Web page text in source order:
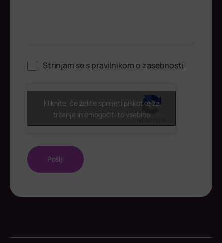
Strinjam se spravilnikom o zasebnosti
ReCaptcha
Kliknite, če želite sprejeti piškotke za
trženje in omogočiti to vsebino